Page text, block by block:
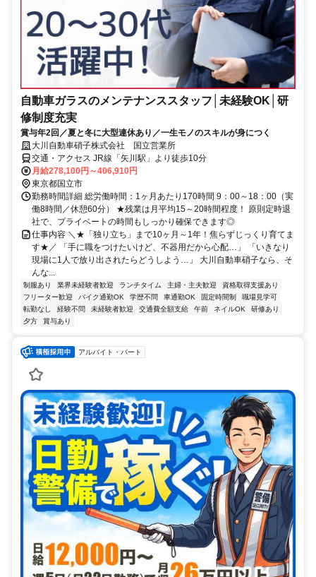
自動車ガラスのメンテナンススタッフ│未経験OK│研
修制度充実
賞与年2回／夏と冬に大型連休あり／一生モノのスキルが身につく
大川自動車硝子株式会社 国立営業所
交通・アクセス JR線「矢川駅」より徒歩10分
月給278,100円～406,910円
東京都国立市
勤務時間詳細 総労働時間：1ヶ月あたり170時間 9：00～18：00（実
働8時間／休憩60分） ★残業は月平均15～20時間程度！ 原則定時退
社で、プライベートの時間もしっかり確保できます◎
仕事内容 ＼★「独り立ち」まで10ヶ月～1年！焦らずじっくり育てま
す★／ 「手に職をつけたいけど、不器用だから心配…」 「いきなり
現場に1人で放り出されたらどうしよう…」 大川自動車硝子なら、そ
んな...
制服あり 業界未経験者歓迎 ランチタイム 主婦・主夫歓迎
資格取得支援あり
フリーター歓迎
バイク通勤OK 学歴不問 車通勤OK 固定時間制
職場見学可
転勤なし
経験不問 未経験者歓迎 交通費全額支給 午前 ネイルOK
研修あり
夕方
賞与あり
アルバイト・パート